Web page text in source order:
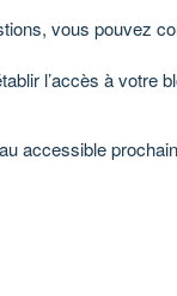
vous pouvez
l’accès à votre
accessible